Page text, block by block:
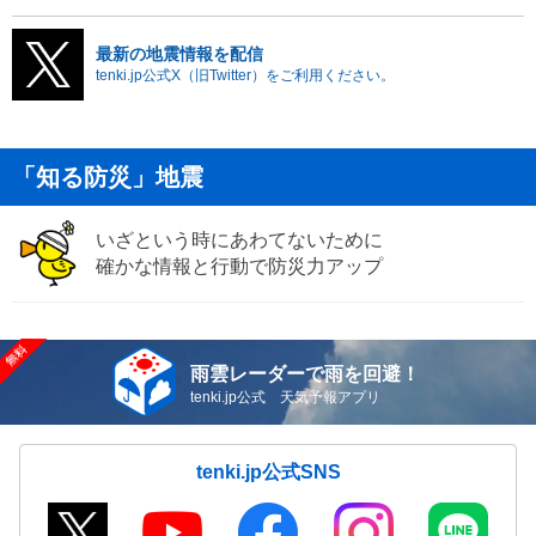
最新の地震情報を配信
tenki.jp公式X（旧Twitter）をご利用ください。
「知る防災」地震
いざという時にあわてないために
確かな情報と行動で防災力アップ
雨雲レーダーで雨を回避！
tenki.jp公式 天気予報アプリ
tenki.jp公式SNS